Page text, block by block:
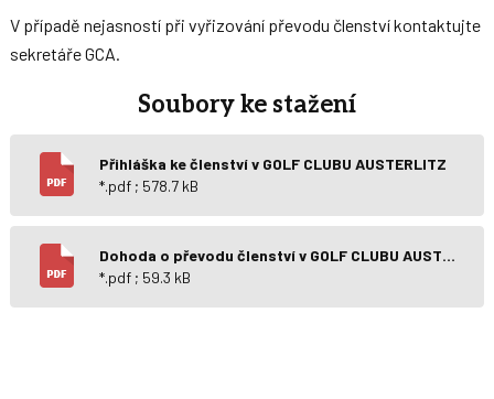
V případě nejasností při vyřizování převodu členství kontaktujte
sekretáře GCA.
Soubory ke stažení
Přihláška ke členství v GOLF CLUBU AUSTERLITZ
*.pdf ; 578.7 kB
Dohoda o převodu členství v GOLF CLUBU AUSTERLITZ
*.pdf ; 59.3 kB